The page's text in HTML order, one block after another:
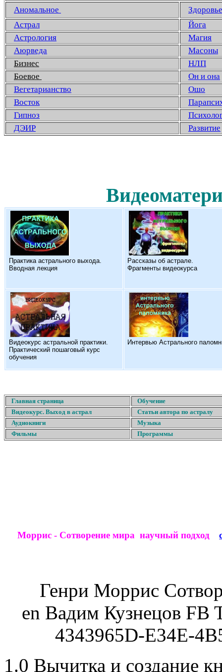
Аномальное
Здоровье
Астрал
Йога
Астрология
Магия
Аюрведа
Масоны
Бизнес
НЛП
Боевое
Он и она
Вегетарианство
Ошо
Восток
Гипноз
ДЭИР
Развитие
Практика астрального выхода.
Вводная лекция
Рассказы об астрале.
Фрагменты видеокурса
Видеокурс астральной практики.
Практический пошаговый курс
обучения
Интервью Астрального
Главная страница
Обучение
Видеокурс. Выход в астрал
Статьи автора по астралу
Аудиокниги
Музыка
Фильмы
Программы
Моррис - Сотворение мира научный подход
Генри Моррис
en Вадим Кузнецов FB
4343965D-E34E-
1.0 Вычитка и создание